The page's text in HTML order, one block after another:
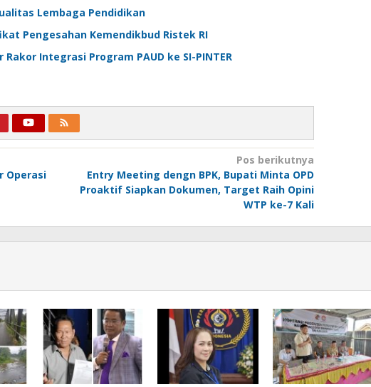
Lembaga Pendidikan
Pengesahan Kemendikbud Ristek RI
Integrasi Program PAUD ke SI-PINTER
Operasi
Pos berikutnya
Entry Meeting dengn BPK, Bupati Minta OPD
Proaktif Siapkan Dokumen, Target Raih Opini
WTP ke-7 Kali